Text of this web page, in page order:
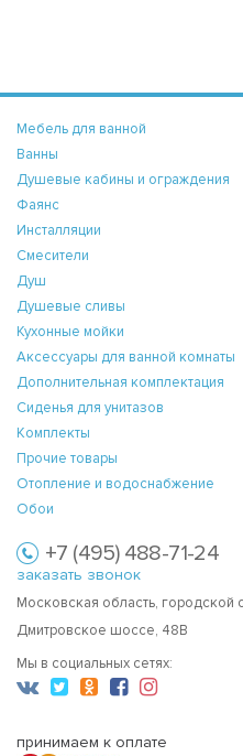
Мебель для ванной
Ванны
Душевые кабины и ограждения
Фаянс
Инсталляции
Смесители
Душ
Душевые сливы
Кухонные мойки
Аксессуары для ванной комнаты
Дополнительная комплектация
Сиденья для унитазов
Комплекты
Прочие товары
Отопление и водоснабжение
Обои
+7 (495) 488-71-24
заказать звонок
Московская область, городской
Дмитровское шоссе, 48В
Мы в социальных сетях:
принимаем к оплате